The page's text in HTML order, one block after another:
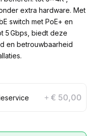
extra hardware. Met
switch met PoE+ en
5 Gbps, biedt deze
en betrouwbaarheid
+ € 50,00